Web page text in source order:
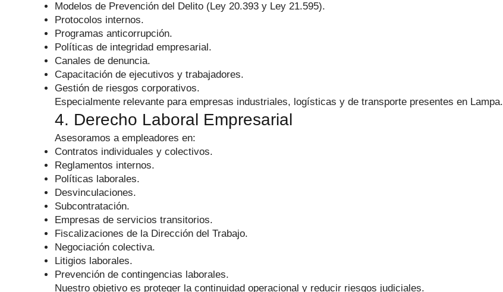
Modelos de Prevención del Delito (Ley 20.393 y Ley 21.595).
Protocolos internos.
Programas anticorrupción.
Políticas de integridad empresarial.
Canales de denuncia.
Capacitación de ejecutivos y trabajadores.
Gestión de riesgos corporativos.
Especialmente relevante para empresas industriales, logísticas y de transporte presentes en Lampa.
4. Derecho Laboral Empresarial
Asesoramos a empleadores en:
Contratos individuales y colectivos.
Reglamentos internos.
Políticas laborales.
Desvinculaciones.
Subcontratación.
Empresas de servicios transitorios.
Fiscalizaciones de la Dirección del Trabajo.
Negociación colectiva.
Litigios laborales.
Prevención de contingencias laborales.
Nuestro objetivo es proteger la continuidad operacional y reducir riesgos judiciales.